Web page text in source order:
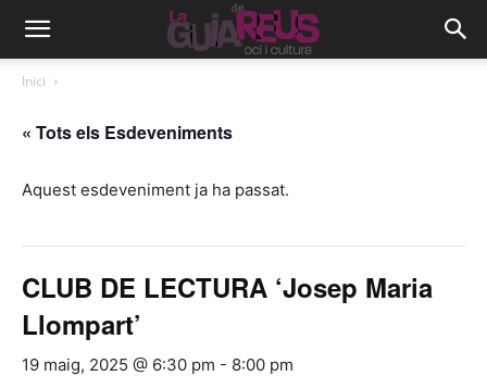
Inici
« Tots els Esdeveniments
Aquest esdeveniment ja ha passat.
CLUB DE LECTURA ‘Josep Maria
Llompart’
19 maig, 2025 @ 6:30 pm - 8:00 pm